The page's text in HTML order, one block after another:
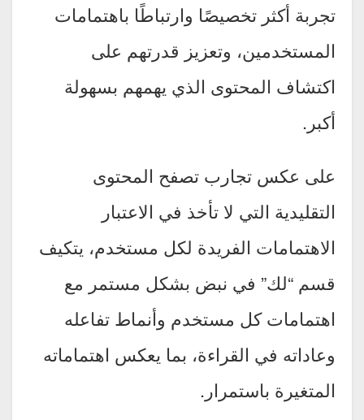
تجربة أكثر تخصيصًا وارتباطًا باهتمامات
المستخدمين، وتعزيز قدرتهم على
اكتشاف المحتوى الذي يهمهم بسهولة
أكبر.
على عكس تجارب تصفح المحتوى
التقليدية التي لا تأخذ في الاعتبار
الاهتمامات الفريدة لكل مستخدم، يتكيف
قسم “لك” في نبض بشكل مستمر مع
اهتمامات كل مستخدم وأنماط تفاعله
وعاداته في القراءة، بما يعكس اهتماماته
المتغيرة باستمرار.